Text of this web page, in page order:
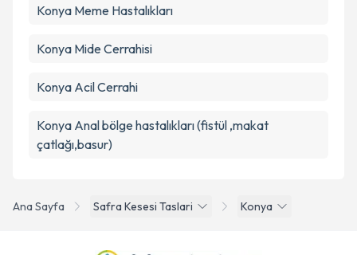
Ana Sayfa Safra Kesesi Taslari Konya
Konya Meme Hastalıkları
Konya Mide Cerrahisi
Konya Acil Cerrahi
Konya Anal bölge hastalıkları (fistül ,makat
çatlağı,basur)